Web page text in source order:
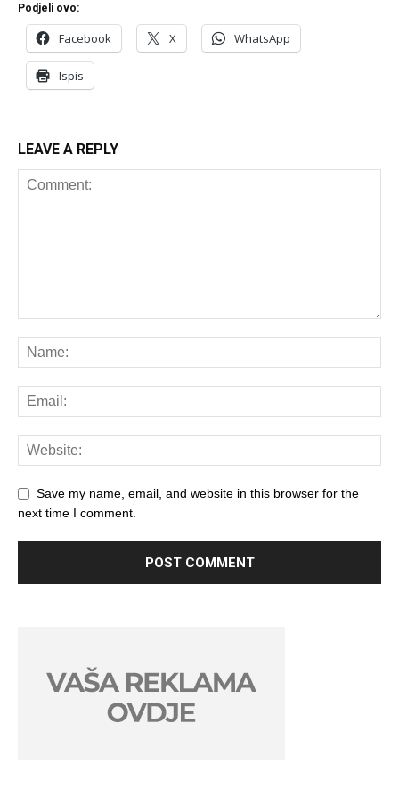
Podjeli ovo:
Facebook X WhatsApp
Ispis
LEAVE A REPLY
Save my name, email, and website in this browser for the
next time I comment.